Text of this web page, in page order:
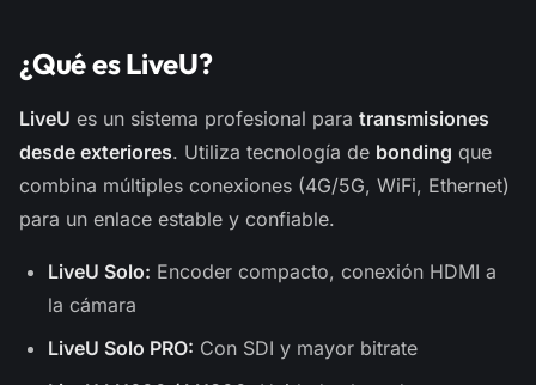
¿Qué es LiveU?
LiveU es un sistema profesional para transmisiones
desde exteriores. Utiliza tecnología de bonding que
combina múltiples conexiones (4G/5G, WiFi, Ethernet)
para un enlace estable y confiable.
LiveU Solo: Encoder compacto, conexión HDMI a
la cámara
LiveU Solo PRO: Con SDI y mayor bitrate